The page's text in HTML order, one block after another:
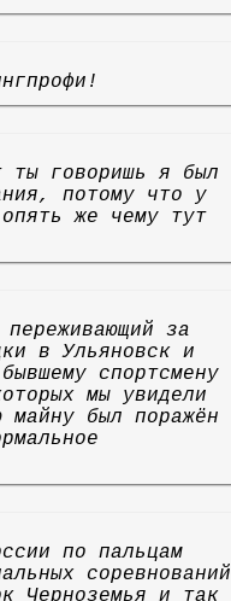
ты говоришь я был
потому что у
же чему тут
за
в Ульяновск и
спортсмену
мы увидели
был поражён
по пальцам
соревнований
Черноземья и так